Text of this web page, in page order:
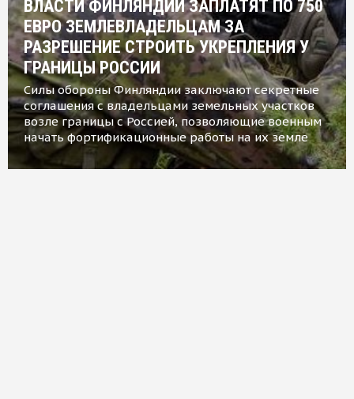
ВЛАСТИ ФИНЛЯНДИИ ЗАПЛАТЯТ ПО 750
ЕВРО ЗЕМЛЕВЛАДЕЛЬЦАМ ЗА
РАЗРЕШЕНИЕ СТРОИТЬ УКРЕПЛЕНИЯ У
ГРАНИЦЫ РОССИИ
Силы обороны Финляндии заключают секретные
соглашения с владельцами земельных участков
возле границы с Россией, позволяющие военным
начать фортификационные работы на их земле